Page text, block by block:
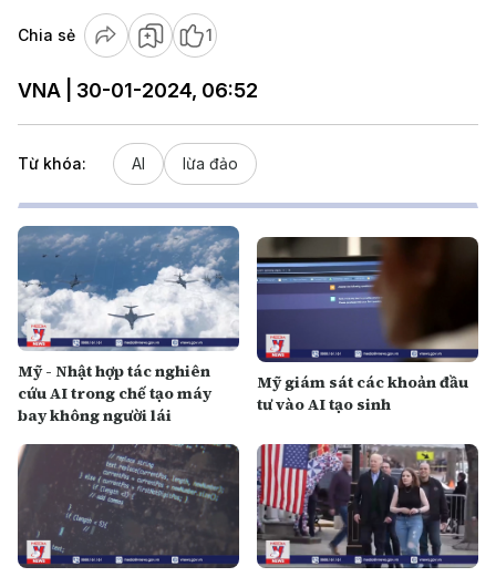
Chia sẻ 1
VNA | 30-01-2024, 06:52
Từ khóa: AI lừa đảo
Mỹ - Nhật hợp tác nghiên
cứu AI trong chế tạo máy
bay không người lái
Mỹ giám sát các khoản đầu
tư vào AI tạo sinh